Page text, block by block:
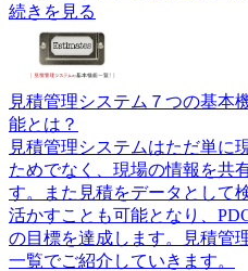
続きを見る
見積管理システム７つの基本
能とは？
見積管理システムはただ単に
ためでなく、現場の情報を共
す。また見積をデータとして
活かすことも可能となり、
の目標を達成します。見積管
一覧でご紹介していきます。